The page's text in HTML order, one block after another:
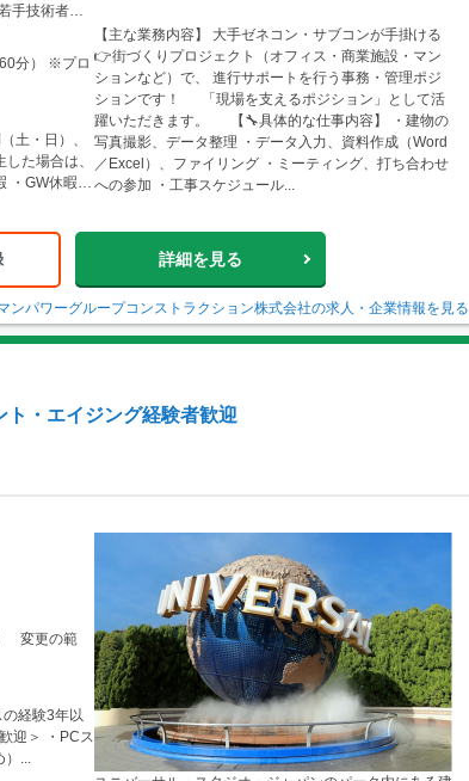
手技術者の
分） ※プロ
・日）、
【主な業務内容】 大手ゼネコン・サブコンが手掛ける
👉街づくりプロジェクト（オフィス・商業施設・マン
ションなど）で、 進行サポートを行う事務・管理ポジ
ションです！ 「現場を支えるポジション」として活
躍いただきます。 【🔧具体的な仕事内容】 ・建物の
写真撮影、データ整理 ・データ入力、資料作成（Word
／Excel）、ファイリング ・ミーティング、打ち合わせ
への参加 ・工事スケジュール...
詳細を見る
ンパワーグループコンストラクション株式会社の求人・企業情報を見る
・エイジング経験者歓迎
経験3年以
迎＞ ・PCス
...